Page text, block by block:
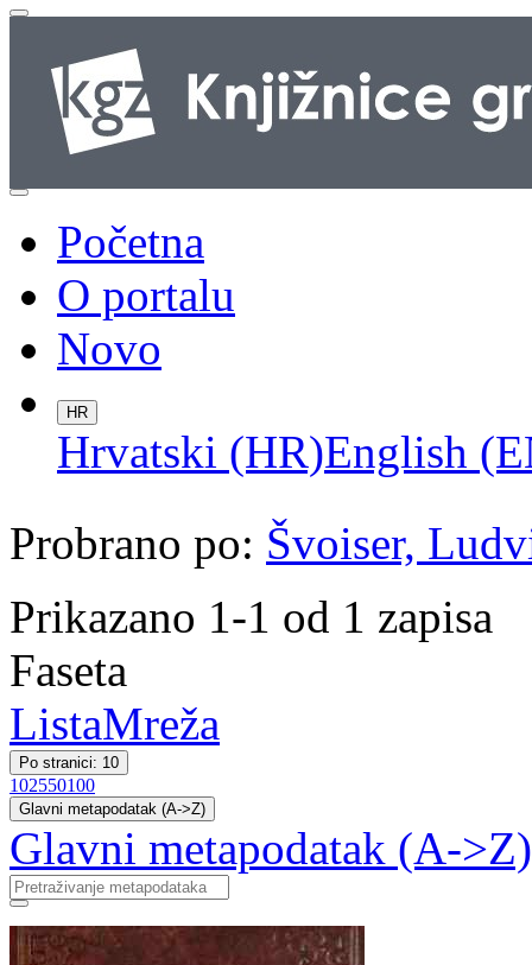
Početna
O portalu
Novo
HR
Hrvatski (HR)English
Probrano po: Švoiser,
Prikazano 1-1 od 1 zapisa
Faseta
ListaMreža
Po stranici: 10
102550100
Glavni metapodatak (A->Z)
Glavni metapodatak (A->Z)